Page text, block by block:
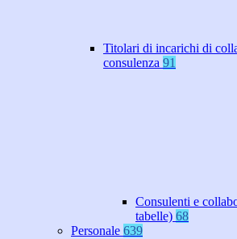
Titolari di incarichi di
consulenza 91
Consulenti e
tabelle) 68
Personale 639